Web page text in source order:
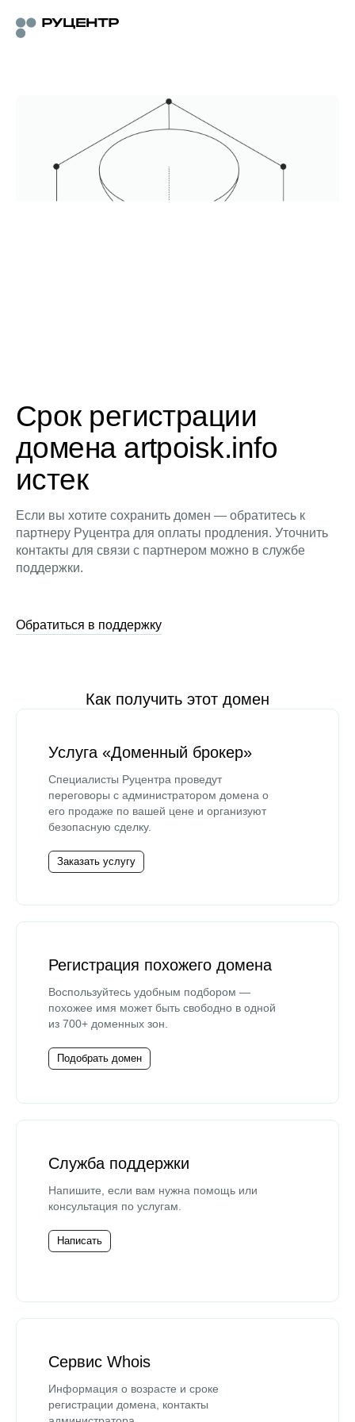
Срок регистрации
домена artpoisk.info
истек
Если вы хотите сохранить домен — обратитесь к
партнеру Руцентра для оплаты продления. Уточнить
контакты для связи с партнером можно в службе
поддержки.
Обратиться в поддержку
Как получить этот домен
Услуга «Доменный брокер»
Специалисты Руцентра проведут
переговоры с администратором домена о
его продаже по вашей цене и организуют
безопасную сделку.
Заказать услугу
Регистрация похожего домена
Воспользуйтесь удобным подбором —
похожее имя может быть свободно в одной
из 700+ доменных зон.
Подобрать домен
Служба поддержки
Напишите, если вам нужна помощь или
консультация по услугам.
Написать
Сервис Whois
Информация о возрасте и сроке
регистрации домена, контакты